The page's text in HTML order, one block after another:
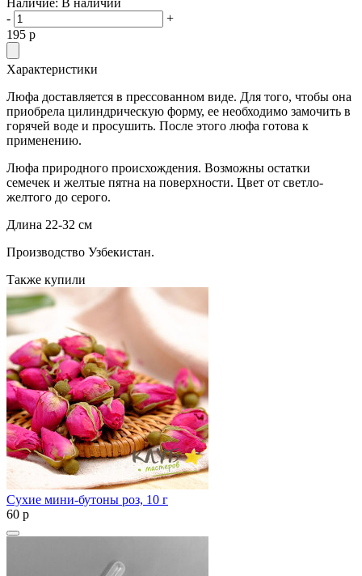
-
+
195 p
Характеристики
Люфа доставляется в прессованном виде. Для того, чтобы она
приобрела цилиндрическую форму, ее необходимо замочить в
горячей воде и просушить. После этого люфа готова к
применению.
Люфа природного происхождения. Возможны остатки
семечек и желтые пятна на поверхности. Цвет от светло-
желтого до серого.
Длина 22-32 см
Производство Узбекистан.
Также купили
Сухие мини-бутоны роз, 10 г
60 p